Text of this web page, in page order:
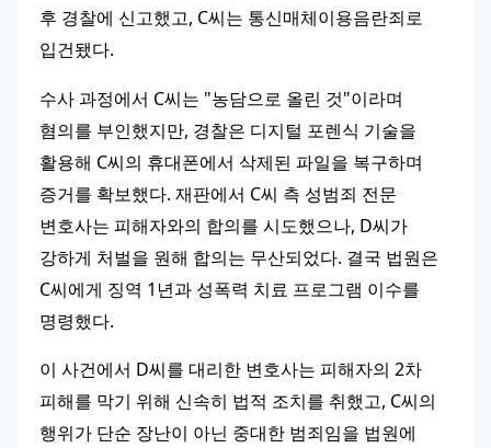
후 경찰에 신고했고, C씨는 통신매체이용음란죄로
입건됐다.
수사 과정에서 C씨는 "농담으로 올린 것"이라며
혐의를 부인했지만, 경찰은 디지털 포렌식 기술을
활용해 C씨의 휴대폰에서 삭제된 파일을 복구하며
증거를 확보했다. 재판에서 C씨 측 성범죄 전문
변호사는 피해자와의 합의를 시도했으나, D씨가
강하게 처벌을 원해 합의는 무산되었다. 결국 법원은
C씨에게 징역 1년과 성폭력 치료 프로그램 이수를
명령했다.
이 사건에서 D씨를 대리한 변호사는 피해자의 2차
피해를 막기 위해 신속히 법적 조치를 취했고, C씨의
행위가 단순 장난이 아닌 중대한 범죄임을 법원에